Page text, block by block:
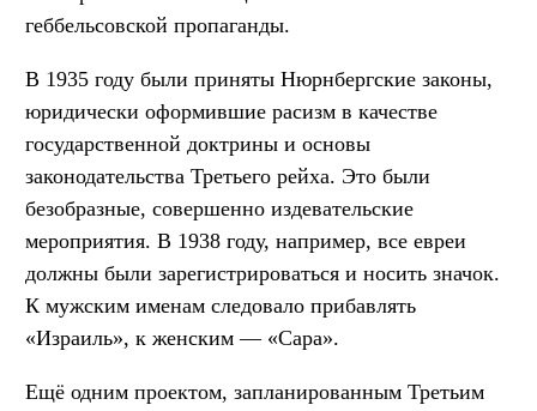
геббельсовской пропаганды.
В 1935 году были приняты Нюрнбергские законы,
юридически оформившие расизм в качестве
государственной доктрины и основы
законодательства Третьего рейха. Это были
безобразные, совершенно издевательские
мероприятия. В 1938 году, например, все евреи
должны были зарегистрироваться и носить значок.
К мужским именам следовало прибавлять
«Израиль», к женским — «Сара».
Ещё одним проектом, запланированным Третьим